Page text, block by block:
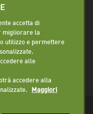
accetta di
migliorare la
utilizzo e permettere
alle
accedere alla
Maggiori